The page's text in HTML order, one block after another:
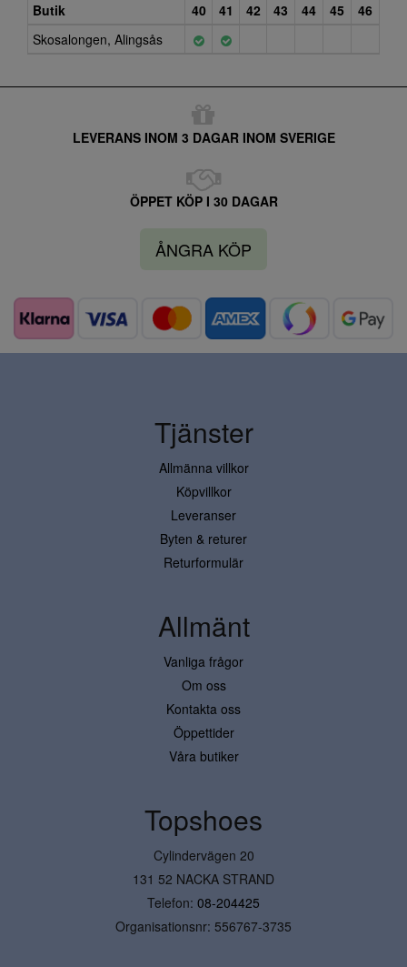
Butik
40 41 42 43 44 45
46
Skosalongen, Alingsås
LEVERANS INOM 3 DAGAR INOM SVERIGE
ÖPPET KÖP I 30 DAGAR
ÅNGRA KÖP
Tjänster
Allmänna villkor
Köpvillkor
Leveranser
Byten & returer
Returformulär
Allmänt
Vanliga frågor
Om oss
Kontakta oss
Öppettider
Våra butiker
Topshoes
Cylindervägen 20
131 52 NACKA STRAND
Telefon: 08-204425
Organisationsnr: 556767-3735